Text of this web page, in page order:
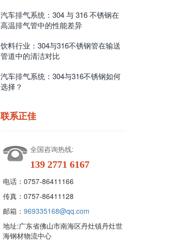
汽车排气系统：304 与 316 不锈钢在
高温排气管中的性能差异
饮料行业：304与316不锈钢管在输送
管道中的清洁对比
汽车排气系统：304与316不锈钢如何
选择？
联系正佳
全国咨询热线:
139 2771 6167
电话： 0757-86411166
传真： 0757-86411128
邮箱： 969335168@qq.com
地址:广东省佛山市南海区丹灶镇丹灶世
海钢材物流中心